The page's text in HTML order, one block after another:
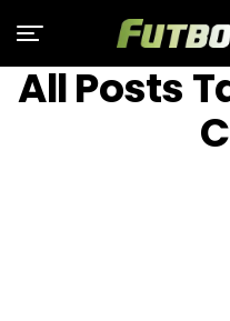
All Posts